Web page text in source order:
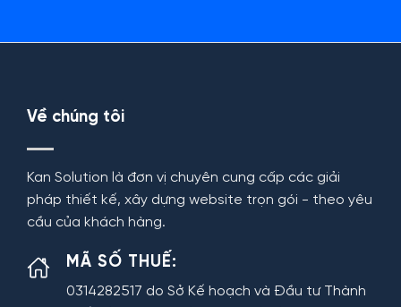
Về chúng tôi
Kan Solution là đơn vị chuyên cung cấp các giải
pháp thiết kế, xây dựng website trọn gói - theo yêu
cầu của khách hàng.
MÃ SỐ THUẾ:
0314282517 do Sở Kế hoạch và Đầu tư Thành